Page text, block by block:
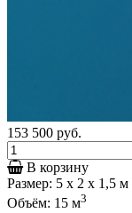
153 500 руб.
В корзину
Размер: 5 х 2 x 1,5 м
Объём: 15 м3